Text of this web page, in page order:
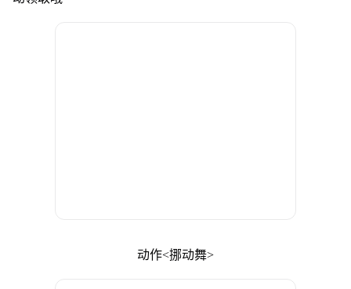
动作<挪动舞>